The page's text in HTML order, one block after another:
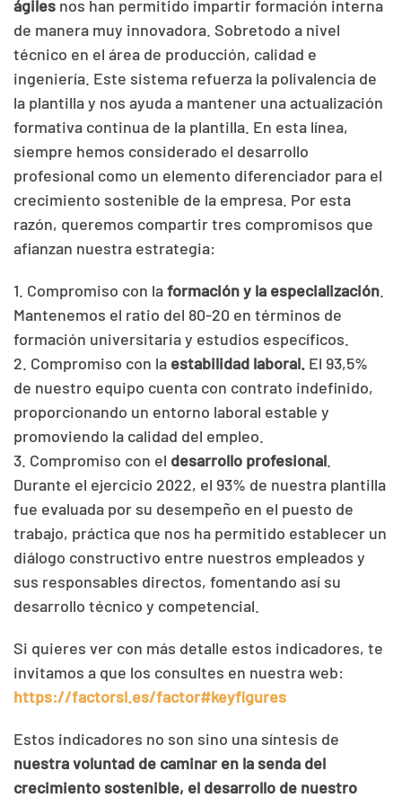
ágiles nos han permitido impartir formación interna
de manera muy innovadora. Sobretodo a nivel
técnico en el área de producción, calidad e
ingeniería. Este sistema refuerza la polivalencia de
la plantilla y nos ayuda a mantener una actualización
formativa continua de la plantilla. En esta línea,
siempre hemos considerado el desarrollo
profesional como un elemento diferenciador para el
crecimiento sostenible de la empresa. Por esta
razón, queremos compartir tres compromisos que
afianzan nuestra estrategia:
1. Compromiso con laformación y la especialización
Mantenemos el ratio del 80-20 en términos de
formación universitaria y estudios específicos.
2. Compromiso con la estabilidad laboral. El 93,5%
de nuestro equipo cuenta con contrato indefinido,
proporcionando un entorno laboral estable y
promoviendo la calidad del empleo.
3. Compromiso con el desarrollo profesional
Durante el ejercicio 2022, el 93% de nuestra plantilla
fue evaluada por su desempeño en el puesto de
trabajo, práctica que nos ha permitido establecer un
diálogo constructivo entre nuestros empleados y
sus responsables directos, fomentando así su
desarrollo técnico y competencial.
Si quieres ver con más detalle estos indicadores, te
invitamos a que los consultes en nuestra web:
https://factorsl.es/factor#keyfigures
Estos indicadores no son sino una síntesis de
nuestra voluntad de caminar en la senda del
crecimiento sostenible, el desarrollo de nuestro